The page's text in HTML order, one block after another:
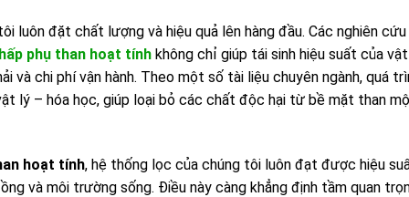
luôn đặt chất lượng và hiệu quả lên hàng đầu. Các nghiên cứu
phụ than hoạt tính không chỉ giúp tái sinh hiệu suất của vật
và chi phí vận hành. Theo một số tài liệu chuyên ngành, quá
lý – hóa học, giúp loại bỏ các chất độc hại từ bề mặt than
hoạt tính, hệ thống lọc của chúng tôi luôn đạt được hiệu
và môi trường sống. Điều này càng khẳng định tầm quan